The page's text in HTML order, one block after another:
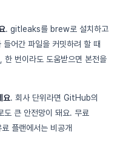
. gitleaks를 brew로 설치하고
어간 파일을 커밋하려 할 때
한 번이라도 도움받으면 본전을
요. 회사 단위라면 GitHub의
큰 안전망이 돼요. 무료
플랜에서는 비공개